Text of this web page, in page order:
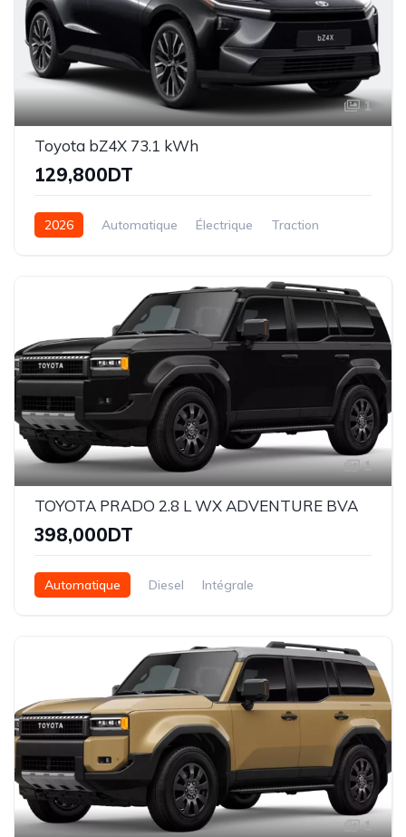
1
Toyota bZ4X 73.1 kWh
129,800DT
2026 Automatique Électrique Traction
1
TOYOTA PRADO 2.8 L WX ADVENTURE BVA
398,000DT
Automatique Diesel Intégrale
1